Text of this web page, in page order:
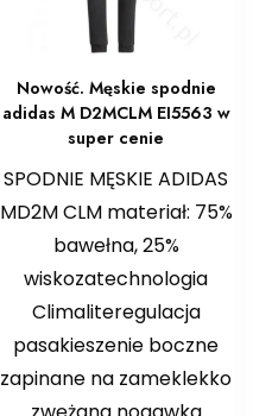
Nowość. Męskie spodnie
adidas M D2MCLM EI5563 w
super cenie
SPODNIE MĘSKIE ADIDAS
MD2M CLM materiał: 75%
bawełna, 25%
wiskozatechnologia
Climaliteregulacja
pasakieszenie boczne
zapinane na zameklekko